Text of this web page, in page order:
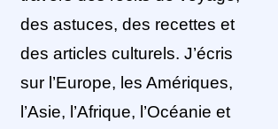
des astuces, des recettes et
des articles culturels. J’écris
sur l’Europe, les Amériques,
l’Asie, l’Afrique, l’Océanie et